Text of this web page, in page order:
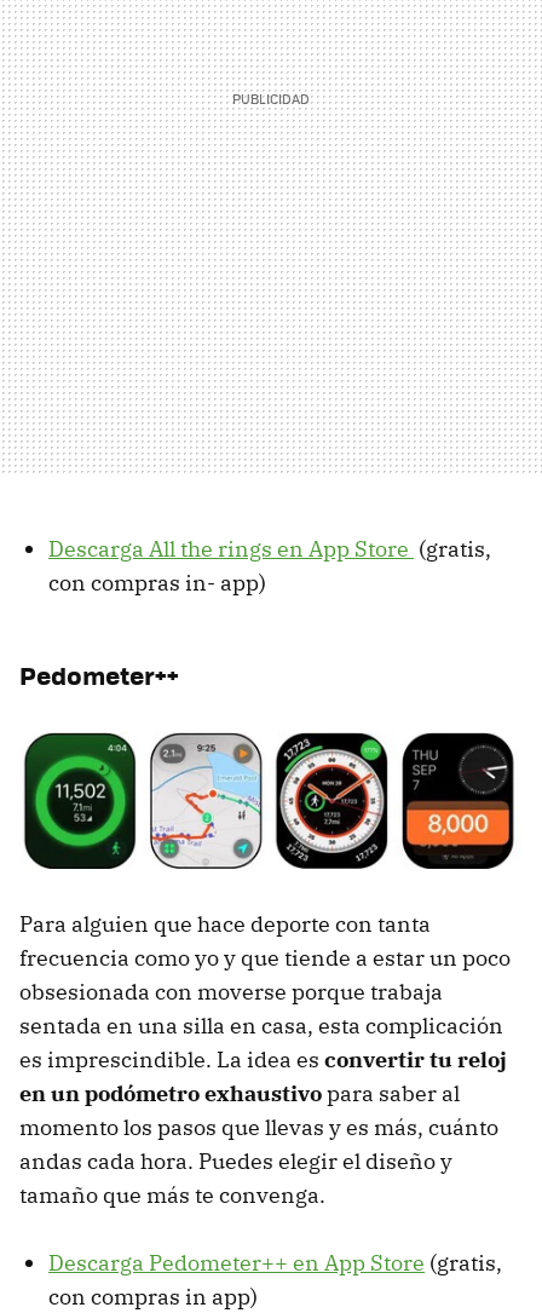
Descarga All the rings en App Store (gratis,
con compras in- app)
Pedometer++
Para alguien que hace deporte con tanta
frecuencia como yo y que tiende a estar un poco
obsesionada con moverse porque trabaja
sentada en una silla en casa, esta complicación
es imprescindible. La idea es convertir tu reloj
en un podómetro exhaustivopara saber al
momento los pasos que llevas y es más, cuánto
andas cada hora. Puedes elegir el diseño y
tamaño que más te convenga.
Descarga Pedometer++ en App Store (gratis,
con compras in app)